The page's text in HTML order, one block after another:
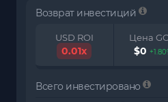
Возврат инвестиций
USD ROI
0.01x
Цена
$0
Всего инвестировано